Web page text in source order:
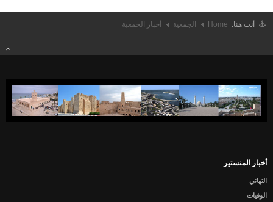
أنت هنا: Home الجمعية أخبار الجمعية
أخبار المنستير
التهاني
الوفيات